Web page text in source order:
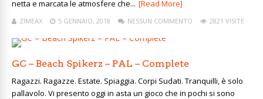
netta e marcata le atmosfere che... [Read More]
ZIMEAX 5 GENNAIO, 2018 NESSUN COMMENTO 2821 VISITE
GC – Beach Spikerz – PAL – Complete
Ragazzi. Ragazze. Estate. Spiaggia. Corpi Sudati. Tranquilli, è solo
pallavolo. Vi presento oggi in asta un gioco che in pochi si sono